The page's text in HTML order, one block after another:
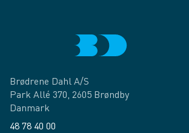
Brødrene Dahl A/S
Park Allé 370, 2605 Brøndby
Danmark
48 78 40 00